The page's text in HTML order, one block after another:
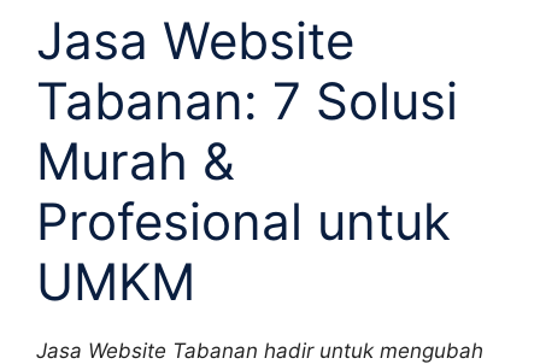
Jasa Website
Tabanan: 7 Solusi
Murah &
Profesional untuk
UMKM
Jasa Website Tabanan hadir untuk mengubah